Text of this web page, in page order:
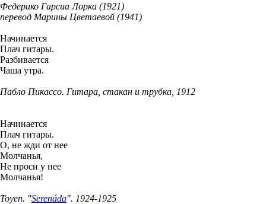
Федерико Гарсиа Лорка (1921)
перевод Марины Цветаевой (1941)
Начинается
Плач гитары.
Разбивается
Чаша утра.
Пабло Пикассо. Гитара, стакан и трубка, 1912
Начинается
Плач гитары.
О, не жди от нее
Молчанья,
Не проси у нее
Молчанья!
Toyen. "Serenáda". 1924-1925